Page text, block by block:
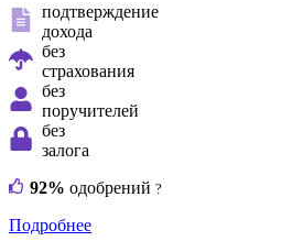
подтверждение
дохода
без
страхования
без
поручителей
без
залога
92% одобрений ?
Подробнее